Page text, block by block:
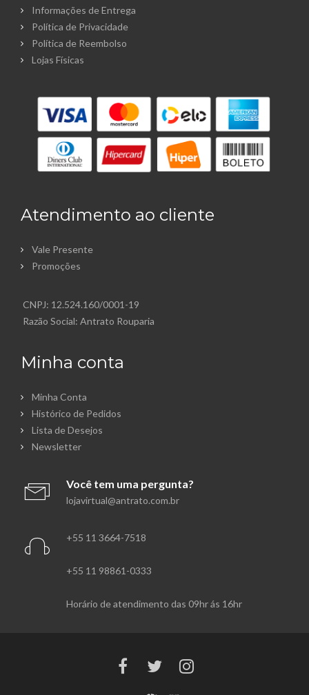
Informações de Entrega
Política de Privacidade
Política de Reembolso
Lojas Físicas
Atendimento ao cliente
Vale Presente
Promoções
CNPJ: 12.524.160/0001-19
Razão Social: Antrato Rouparia
Minha conta
Minha Conta
Histórico de Pedidos
Lista de Desejos
Newsletter
Você tem uma pergunta?
lojavirtual@antrato.com.br
+55 11 3664-7518
+55 11 98861-0333
Horário de atendimento das 09hr ás 16hr